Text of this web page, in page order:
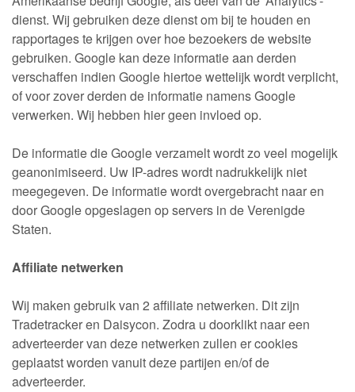
dienst. Wij gebruiken deze dienst om bij te houden en
rapportages te krijgen over hoe bezoekers de website
gebruiken. Google kan deze informatie aan derden
verschaffen indien Google hiertoe wettelijk wordt verplicht,
of voor zover derden de informatie namens Google
verwerken. Wij hebben hier geen invloed op.
De informatie die Google verzamelt wordt zo veel mogelijk
geanonimiseerd. Uw IP-adres wordt nadrukkelijk niet
meegegeven. De informatie wordt overgebracht naar en
door Google opgeslagen op servers in de Verenigde
Staten.
Affiliate netwerken
Wij maken gebruik van 2 affiliate netwerken. Dit zijn
Tradetracker en Daisycon. Zodra u doorklikt naar een
adverteerder van deze netwerken zullen er cookies
geplaatst worden vanuit deze partijen en/of de
adverteerder.